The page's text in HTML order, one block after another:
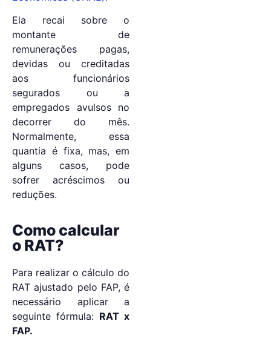
Ela recai sobre o
montante de
remunerações pagas,
devidas ou creditadas
aos funcionários
segurados ou a
empregados avulsos no
decorrer do mês.
Normalmente, essa
quantia é fixa, mas, em
alguns casos, pode
sofrer acréscimos ou
reduções.
Como calcular
o RAT?
Para realizar o cálculo do
RAT ajustado pelo FAP, é
necessário aplicar a
seguinte fórmula: RAT x
FAP.